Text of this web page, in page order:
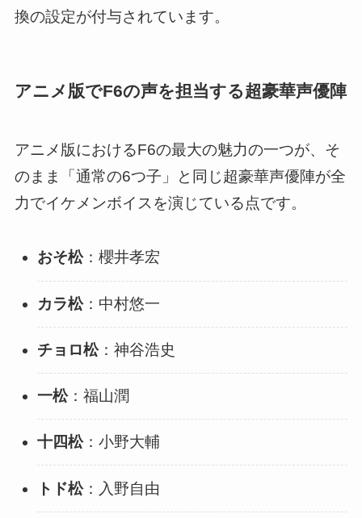
換の設定が付与されています。
アニメ版でF6の声を担当する超豪華声優陣
アニメ版におけるF6の最大の魅力の一つが、そ
のまま「通常の6つ子」と同じ超豪華声優陣が全
力でイケメンボイスを演じている点です。
おそ松：櫻井孝宏
カラ松：中村悠一
チョロ松：神谷浩史
一松：福山潤
十四松：小野大輔
トド松：入野自由